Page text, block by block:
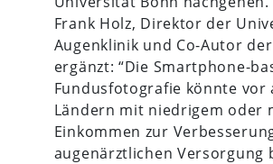
Frank Holz, Direktor der
Augenklinik und Co-Autor
ergänzt: “Die Smartphone-
Fundusfotografie könnte vor
Ländern mit niedrigem oder
Einkommen zur
augenärztlichen Versorgung